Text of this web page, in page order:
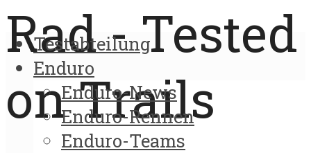
Rad - Tested
on Trails
Testabteilung
Enduro
Enduro-News
Enduro-Rennen
Enduro-Teams